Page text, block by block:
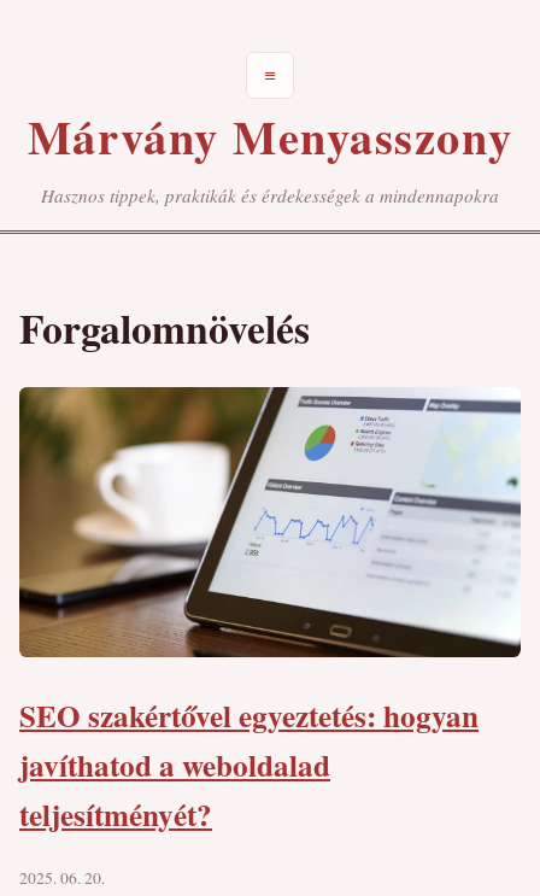
≡
Márvány Menyasszony
Hasznos tippek, praktikák és érdekességek a mindennapokra
Forgalomnövelés
SEO szakértővel egyeztetés: hogyan
javíthatod a weboldalad
teljesítményét?
2025. 06. 20.